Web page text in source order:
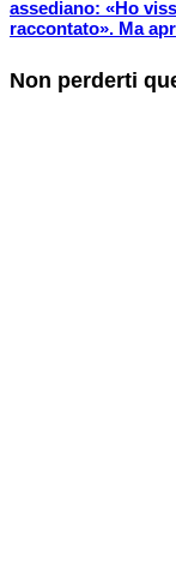
assediano: «Ho
raccontato». Ma
Non perderti